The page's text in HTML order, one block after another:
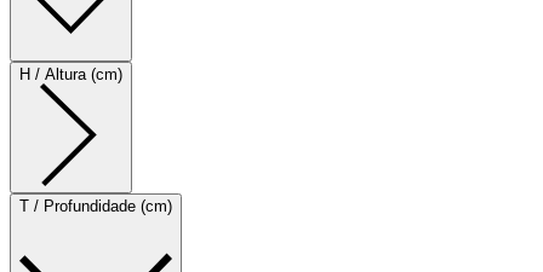
H / Altura (cm)
T / Profundidade (cm)